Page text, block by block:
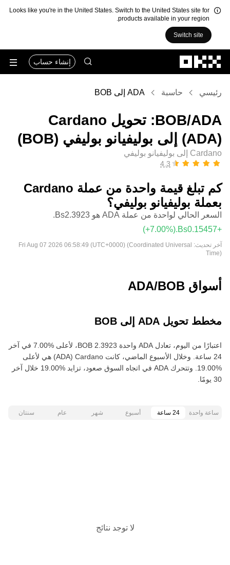
Looks like you're in the United States. Switch to the United States site for
products available in your region.
Switch site
إنشاء حساب
رئيسي حاسبة ADA إلى BOB
‏ADA/‏BOB: تحويل ‏Cardano
(‏ADA) إلى ‏بوليفيانو بوليفي (‏BOB)
Cardano إلى بوليفيانو بوليفي
كم تبلغ قيمة واحدة من عملة ‏Cardano
بعملة ‏بوليفيانو بوليفي؟
السعر الحالي لواحدة من عملة ADA هو ‏‎‏‎2.3923‏‏Bs.‏
(‏‎+7.00‎%‎‏)
آخر تحديث: Fri Aug 07 2026 06:58:49 (UTC+0000) (Coordinated Universal
Time)
أسواق ADA/BOB
مخطط تحويل ADA إلى BOB
اعتبارًا من اليوم، تعادل ADA واحدة ‏‎‏‎2.3923‏‏ BOB‏، لأعلى‏ ‏‎7.00‎%‎‏ في آخر
24 ساعة. وخلال الأسبوع الماضي، كانت Cardano‏ (ADA) هي لأعلى‏
‏‎19.00‎%‎‏. وتتحرك ADA في اتجاه السوق صعود‏، تزايد‏ ‏‎19.00‎%‎‏ خلال آخر
30 يومًا.
ساعة واحدة 24 ساعة أسبوع شهر عام سنتان
لا توجد نتائج